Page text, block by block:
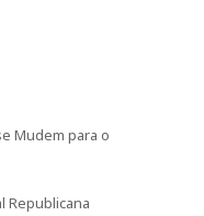
Mudem para o
Republicana